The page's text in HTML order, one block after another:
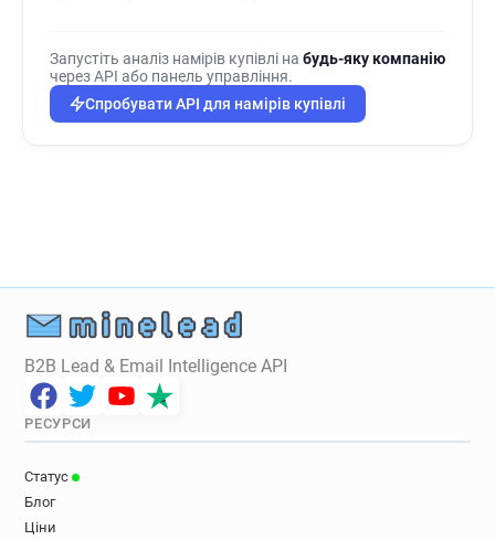
Запустіть аналіз намірів купівлі на будь-яку компанію
через API або панель управління.
Спробувати API для намірів купівлі
B2B Lead & Email Intelligence API
РЕСУРСИ
Статус
Блог
Ціни